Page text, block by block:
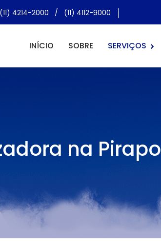
(11) 4214-2000 / (11) 4112-9000
INÍCIO SOBRE SERVIÇOS
na